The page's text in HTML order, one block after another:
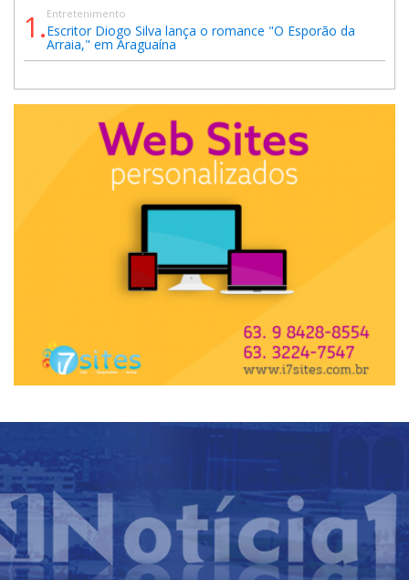
1. Entretenimento
Escritor Diogo Silva lança o romance "O Esporão da
Arraia," em Araguaína